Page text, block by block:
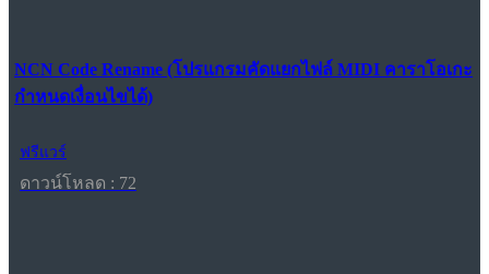
NCN Code Rename (โปรแกรมคัดแยกไฟล์ MIDI คาราโอเกะ
กำหนดเงื่อนไขได้)
ฟรีแวร์
ดาวน์โหลด : 72